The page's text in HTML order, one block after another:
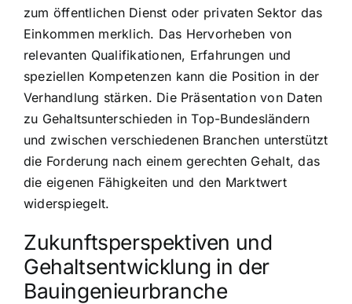
zum öffentlichen Dienst oder privaten Sektor das
Einkommen merklich. Das Hervorheben von
relevanten Qualifikationen, Erfahrungen und
speziellen Kompetenzen kann die Position in der
Verhandlung stärken. Die Präsentation von Daten
zu Gehaltsunterschieden in Top-Bundesländern
und zwischen verschiedenen Branchen unterstützt
die Forderung nach einem gerechten Gehalt, das
die eigenen Fähigkeiten und den Marktwert
widerspiegelt.
Zukunftsperspektiven und
Gehaltsentwicklung in der
Bauingenieurbranche